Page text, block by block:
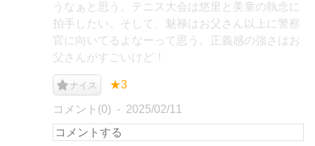
うなぁと思う。テニス大会は悠里と美童の執念に
拍手したい。そして、魅禄はお父さん以上に警察
官に向いてるよなーって思う。正義感の強さはお
父さんがすごいけど！
ナイス ★3
コメント(0) 2025/02/11